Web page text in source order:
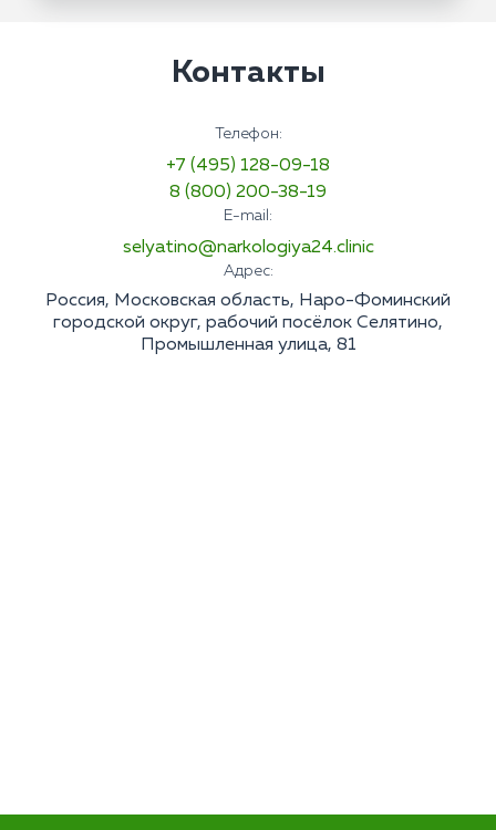
Контакты
Телефон:
+7 (495) 128-09-18
8 (800) 200-38-19
E-mail:
selyatino@narkologiya24.clinic
Адрес:
Россия, Московская область, Наро-Фоминский
городской округ, рабочий посёлок Селятино,
Промышленная улица, 81